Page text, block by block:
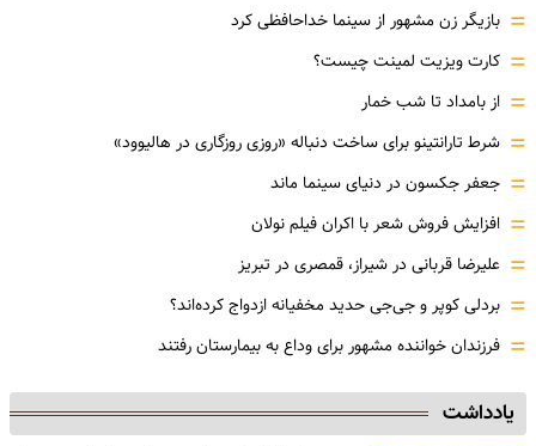
= بازیگر زن مشهور از سینما خداحافظی کرد
= کارت ویزیت لمینت چیست؟
= از بامداد تا شب خمار
= شرط تارانتینو برای ساخت دنباله «روزی روزگاری در هالیوود»
= جعفر جکسون در دنیای سینما ماند
= افزایش فروش شعر با اکران فیلم نولان
= علیرضا قربانی در شیراز، قمصری در تبریز
= بردلی کوپر و جی‌جی حدید مخفیانه ازدواج کرده‌اند؟
= فرزندان خواننده مشهور برای وداع به بیمارستان رفتند
یادداشت